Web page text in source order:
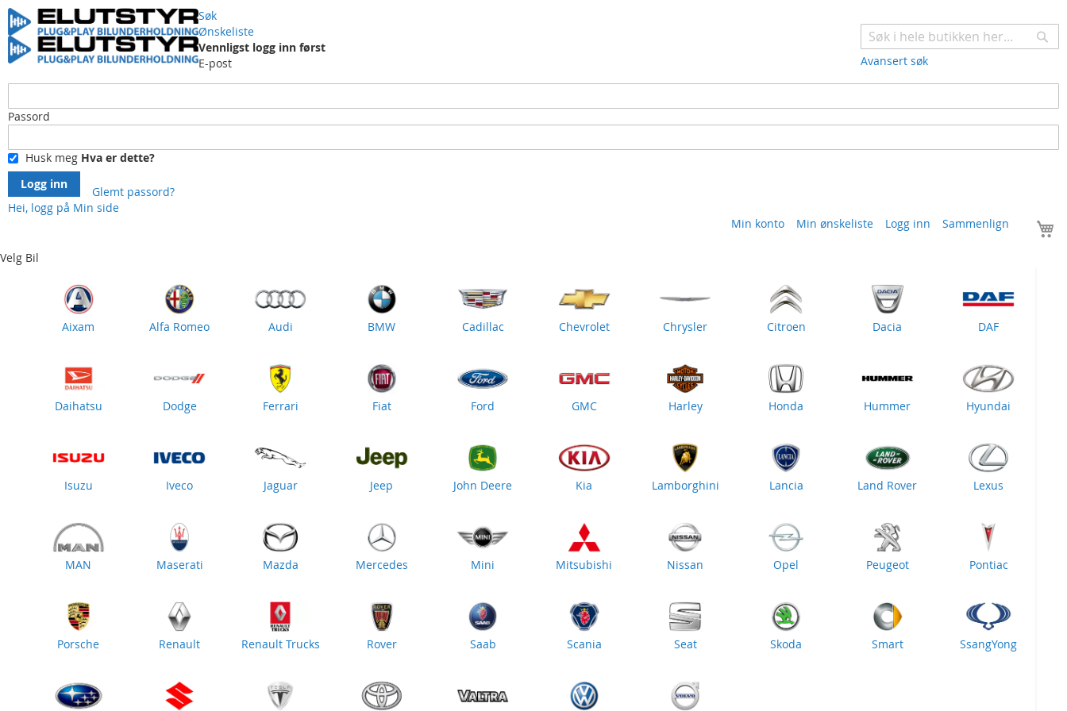
Søk
Avansert søk
Søk
Ønskeliste
Vennligst logg inn først
E-post
Passord
Husk meg Hva er dette?
Logg inn
Glemt passord?
Hei, logg på Min side
Min konto Min ønskeliste Logg inn Sammenlign
Content
Velg Bil
Aixam Alfa Romeo Audi BMW Cadillac Chevrolet Chrysler Citroen Dacia DAF
Daihatsu Dodge Ferrari Fiat Ford GMC Harley Honda Hummer Hyundai
Isuzu Iveco Jaguar Jeep John Deere Kia Lamborghini Lancia Land Rover Lexus
MAN Maserati Mazda Mercedes Mini Mitsubishi Nissan Opel Peugeot Pontiac
Porsche Renault Renault Trucks Rover Saab Scania Seat Skoda Smart SsangYong